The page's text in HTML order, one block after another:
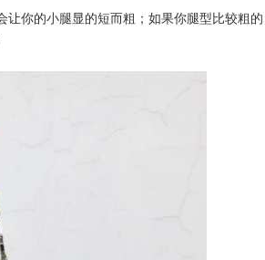
你的小腿显的短而粗；如果你腿型比较粗的